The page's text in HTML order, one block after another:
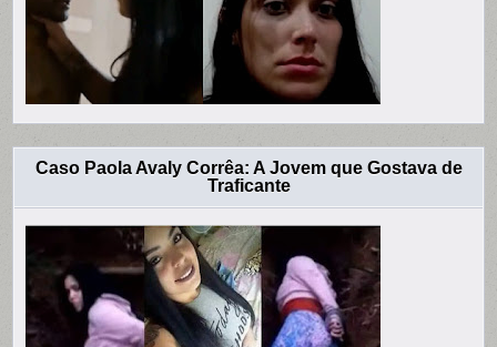
Caso Paola Avaly Corrêa: A Jovem que Gostava de
Traficante